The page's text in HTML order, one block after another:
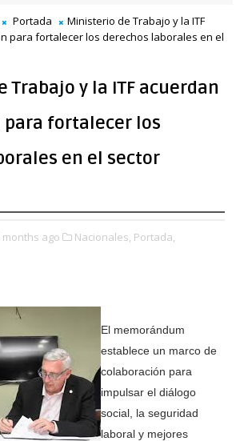
Portada
Ministerio de Trabajo y la ITF
para fortalecer los derechos laborales en el
Trabajo y la ITF acuerdan
para fortalecer los
en el sector
months ago Nacionales, Portada,
El memorándum
establece un marco de
colaboración para
impulsar el diálogo
social, la seguridad
laboral y mejores